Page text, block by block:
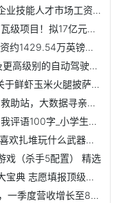
每日视讯：2022年企业技能人才市场工资价位公布：持续释放“...
太阳能：公司首个吉瓦级项目！拟17亿元投资建设300兆瓦项目【...
汇丰控股6月22日耗资约1429.54万英镑回购约235.52万股
工信部：支持L3级及更高级别的自动驾驶功能商业化应用【附自...
鲜虾玉米火腿披萨_关于鲜虾玉米火腿披萨简述|世界即时
科技赋能：互联网＋救助站，大数据寻亲最快3秒寻回【附政府大...
全球热点！小学生自我评语100字_小学生自我评价100字经典
三国志11：儒将们都喜欢扎堆玩什么武器，哪个兵种的S级人数最...
戏（杀手5配置） 精选
2023吉网高考服务大宝典 志愿填报顶级专家指点迷津丨重大利...
怪兽充电变身“猛兽”，一季度营收增长至8.2亿元【附共享充电...